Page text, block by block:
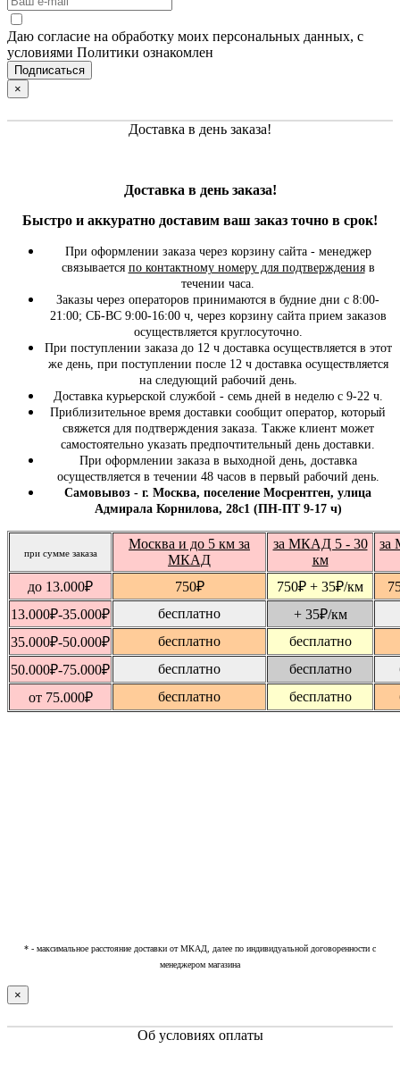
Даю согласие на обработку моих персональных данных, с
условиями Политики ознакомлен
×
Доставка в день заказа!
Доставка в день заказа!
Быстро и аккуратно доставим ваш заказ точно в срок!
При оформлении заказа через корзину сайта - менеджер
связывается по контактному номеру для подтвержденияв
течении часа.
Заказы через операторов принимаются в будние дни с 8:00-
21:00; СБ-ВС 9:00-16:00 ч, через корзину сайта прием заказов
осуществляется круглосуточно.
При поступлении заказа до 12 ч доставка осуществляется в этот
же день, при поступлении после 12 ч доставка осуществляется
на следующий рабочий день.
Доставка курьерской службой - семь дней в неделю с 9-22 ч.
Приблизительное время доставки сообщит оператор, который
свяжется для подтверждения заказа. Также клиент может
самостоятельно указать предпочтительный день доставки.
При оформлении заказа в выходной день, доставка
осуществляется в течении 48 часов в первый рабочий день.
Самовывоз - г. Москва, поселение Мосрентген, улица
Адмирала Корнилова, 28с1 (ПН-ПТ 9-17 ч)
при сумме заказа
Москва и до 5 км за
МКАД
за МКАД 5 - 30
км
за
до 13.000₽ 750₽ 750₽ + 35₽/км
13.000₽-35.000₽ бесплатно + 35₽/км
35.000₽-50.000₽ бесплатно
бесплатно
50.000₽-75.000₽ бесплатно бесплатно
от 75.000₽ бесплатно бесплатно
* - максимальное расстояние доставки от МКАД, далее по индивидуальной договоренности с
менеджером магазина
×
Об условиях оплаты